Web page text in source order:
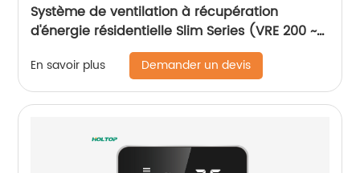
Système de ventilation à récupération
d'énergie résidentielle Slim Series (VRE 200 ~
400 m3/h, moteur AC)
En savoir plus Demander un devis